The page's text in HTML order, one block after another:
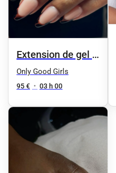
Extension de gel +
manucure + vernis
sp (Chablon ou
Only Good Girls
95 € • 03 h 00